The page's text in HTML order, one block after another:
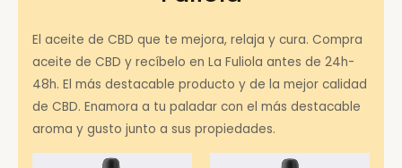
El aceite de CBD que te mejora, relaja y cura. Compra
aceite de CBD y recíbelo en La Fuliola antes de 24h-
48h. El más destacable producto y de la mejor calidad
de CBD. Enamora a tu paladar con el más destacable
aroma y gusto junto a sus propiedades.